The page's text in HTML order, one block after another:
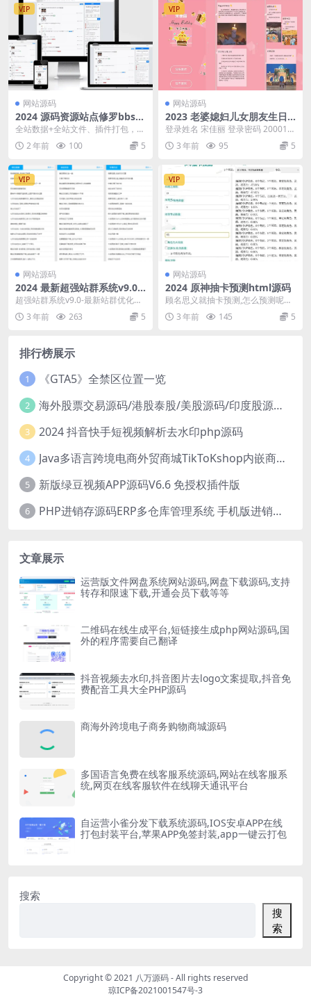
VIP
网站源码
2024 源码资源站点修罗bbs源
码 全站程序打包 附带数据库
全站数据+全站文件、插件打包，有
兴趣的可以搭建玩玩！ conf文件夹
中自己配置数...
2 年前 100 5
VIP
网站源码
2023 老婆媳妇儿女朋友生日
祝福源码
登录姓名 宋佳丽 登录密码 200011
12 生日祝福给女朋友html源码可设
置...3 年前 95 5
VIP
网站源码
2024 最新超强站群系统v9.0P
HP源码
超强站群系统v9.0-最新站群优化超
级蜘蛛池+采集-全新一键安装版，
蜘蛛池引流，...
3 年前 263 5
VIP
网站源码
2024 原神抽卡预测html源码
顾名思义就抽卡预测,怎么预测呢？
就是预测就开始预测了,上传服务器
就行了
3 年前 145 5
排行榜展示
1 《GTA5》全禁区位置一览
2 海外股票交易源码/港股泰股/美股源码/印度股源码/马拉西亚股票源码/国际股票配资
3 2024 抖音快手短视频解析去水印php源码
4 Java多语言跨境电商外贸商城TikToKshop内嵌商城I商家入驻I一键铺
5 新版绿豆视频APP源码V6.6 免授权插件版
6 PHP进销存源码ERP多仓库管理系统 手机版进销存 php网络版进销存小程序
文章展示
运营版文件网盘系统网站源码,网盘下载源码,支持
转存和限速下载,开通会员下载等等
二维码在线生成平台,短链接生成php网站源码,国
外的程序需要自己翻译
抖音视频去水印,抖音图片去logo文案提取,抖音免
费配音工具大全PHP源码
商海外跨境电子商务购物商城源码
多国语言免费在线客服系统源码,网站在线客服系
统,网页在线客服软件在线聊天通讯平台
自运营小雀分发下载系统源码,IOS安卓APP在线
打包封装平台,苹果APP免签封装,app一键云打包
搜索
搜
索
Copyright © 2021 八万源码- All rights reserved
琼ICP备2021001547号-3